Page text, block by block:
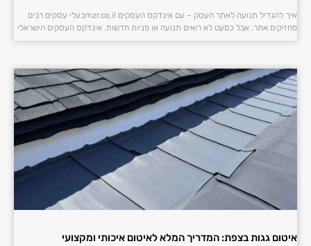
איך להגדיל תנועה לאתר העסק – עם אינדקס העסקים mzr.co.ilבעלי עסקים רבים
מחזיקים אתר, אבל כמעט לא רואים תנועה או פניות חדשות. אינדקס העסקים הישראלי
איטום גגות בצפת: המדריך המלא לאיטום איכותי ומקצועי